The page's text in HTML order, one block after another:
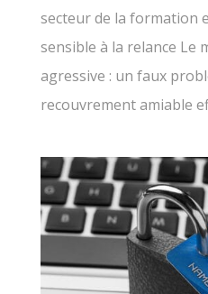
secteur de la formation
sensible à la relance Le
agressive : un faux
recouvrement amiable